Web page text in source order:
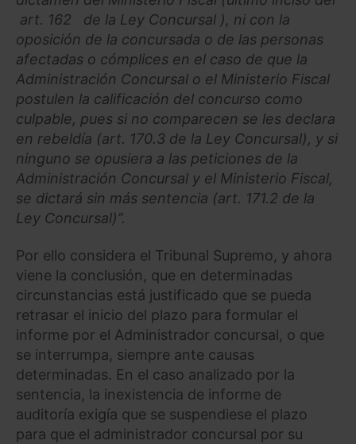
art. 162 de la Ley Concursal ), ni con la
oposición de la concursada o de las personas
afectadas o cómplices en el caso de que la
Administración Concursal o el Ministerio Fiscal
postulen la calificación del concurso como
culpable, pues si no comparecen se les declara
en rebeldía (art. 170.3 de la Ley Concursal), y si
ninguno se opusiera a las peticiones de la
Administración Concursal y el Ministerio Fiscal,
se dictará sin más sentencia (art. 171.2 de la
Ley Concursal)”.
Por ello considera el Tribunal Supremo, y ahora
viene la conclusión, que en determinadas
circunstancias está justificado que se pueda
retrasar el inicio del plazo para formular el
informe por el Administrador concursal, o que
se interrumpa, siempre ante causas
determinadas. En el caso analizado por la
sentencia, la inexistencia de informe de
auditoría exigía que se suspendiese el plazo
para que el administrador concursal por su